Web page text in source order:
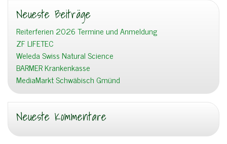
Neueste Beiträge
Reiterferien 2026 Termine und Anmeldung
ZF LIFETEC
Weleda Swiss Natural Science
BARMER Krankenkasse
MediaMarkt Schwäbisch Gmünd
Neueste Kommentare